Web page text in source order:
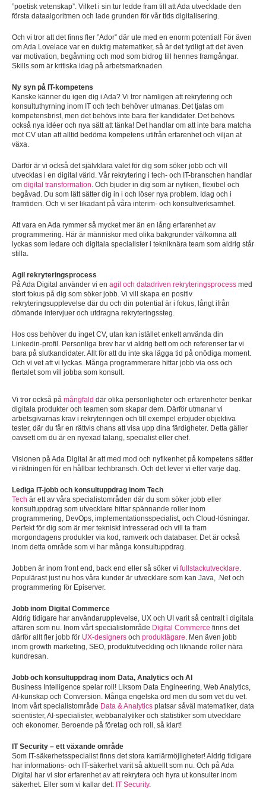
”poetisk vetenskap”. Vilket i sin tur ledde fram till att Ada utvecklade den
första dataalgoritmen och lade grunden för vår tids digitalisering.
Och vi tror att det finns fler ”Ador” där ute med en enorm potential! För även
om Ada Lovelace var en duktig matematiker, så är det tydligt att det även
var motivation, begåvning och mod som bidrog till hennes framgångar.
Skills som är kritiska idag på arbetsmarknaden.
Ny syn på IT-kompetens
Kanske känner du igen dig i Ada? Vi tror nämligen att rekrytering och
konsultuthyrning inom IT och tech behöver utmanas. Det tjatas om
kompetensbrist, men det behövs inte bara fler kandidater. Det behövs
också nya idéer och nya sätt att tänka! Det handlar om att inte bara matcha
mot CV utan att alltid bedöma kompetens utifrån erfarenhet och viljan at
växa.
Därför är vi också det självklara valet för dig som söker jobb och vill
utvecklas i en digital värld. Vår rekrytering i tech- och IT-branschen handlar
om digital transformation. Och bjuder in dig som är nyfiken, flexibel och
begåvad. Du som lätt sätter dig in i och löser nya problem. Idag och i
framtiden. Och vi ser likadant på våra interim- och konsultverksamhet.
Att vara en Ada rymmer så mycket mer än en lång erfarenhet av
programmering. Här är människor med olika bakgrunder välkomna att
lyckas som ledare och digitala specialister i tekniknära team som aldrig står
stilla.
Agil rekryteringsprocess
På Ada Digital använder vi en agil och datadriven rekryteringsprocess med
stort fokus på dig som söker jobb. Vi vill skapa en positiv
rekryteringsupplevelse där du och din potential är i fokus, långt ifrån
dömande intervjuer och utdragna rekryteringssteg.
Hos oss behöver du inget CV, utan kan istället enkelt använda din
Linkedin-profil. Personliga brev har vi aldrig bett om och referenser tar vi
bara på slutkandidater. Allt för att du inte ska lägga tid på onödiga moment.
Och vi vet att vi lyckas. Många programmerare hittar jobb via oss och
flertalet som vill jobba som konsult.
Vi tror också på mångfald där olika personligheter och erfarenheter berikar
digitala produkter och teamen som skapar dem. Därför utmanar vi
arbetsgivarnas krav i rekryteringen och till exempel erbjuder objektiva
tester, där du får en rättvis chans att visa upp dina färdigheter. Detta gäller
oavsett om du är en nyexad talang, specialist eller chef.
Visionen på Ada Digital är att med mod och nyfikenhet på kompetens sätter
vi riktningen för en hållbar techbransch. Och det lever vi efter varje dag.
Lediga IT-jobb och konsultuppdrag inom Tech
Tech är ett av våra specialistområden där du som söker jobb eller
konsultuppdrag som utvecklare hittar spännande roller inom
programmering, DevOps, implementationsspecialist, och Cloud-lösningar.
Perfekt för dig som är mer tekniskt intresserad och vill ta fram
morgondagens produkter via kod, ramverk och databaser. Det är också
inom detta område som vi har många konsultuppdrag.
Jobben är inom front end, back end eller så söker vi fullstackutvecklare.
Populärast just nu hos våra kunder är utvecklare som kan Java, .Net och
programmering för Episerver.
Jobb inom Digital Commerce
Aldrig tidigare har användarupplevelse, UX och UI varit så centralt i digitala
affären som nu. Inom vårt specialistområde Digital Commerce finns det
därför allt fler jobb för UX-designers och produktägare. Men även jobb
inom growth marketing, SEO, produktutveckling och liknande roller nära
kundresan.
Jobb och konsultuppdrag inom Data, Analytics och AI
Business Intelligence spelar roll! Liksom Data Engineering, Web Analytics,
AI-kunskap och Conversion. Många engelska ord men du som vet du vet.
Inom vårt specialistområde Data & Analytics platsar såväl matematiker, data
scientister, AI-specialister, webbanalytiker och statistiker som utvecklare
och ekonomer. Beroende på företag och roll, så klart!
IT Security – ett växande område
Som IT-säkerhetsspecialist finns det stora karriärmöjligheter! Aldrig tidigare
har informations- och IT-säkerhet varit så aktuellt som nu. Och på Ada
Digital har vi stor erfarenhet av att rekrytera och hyra ut konsulter inom
säkerhet. Eller som vi kallar det: IT Security.